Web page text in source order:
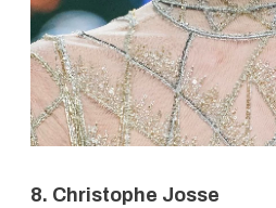
8. Christophe Josse